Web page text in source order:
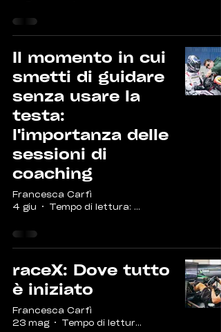
Il momento in cui
smetti di guidare
senza usare la
testa:
l'importanza delle
sessioni di
coaching
Francesca Carfì
4 giu
Tempo di lettura: 2 min
raceX: Dove tutto
è iniziato
Francesca Carfì
23 mag
Tempo di lettura: 2 min